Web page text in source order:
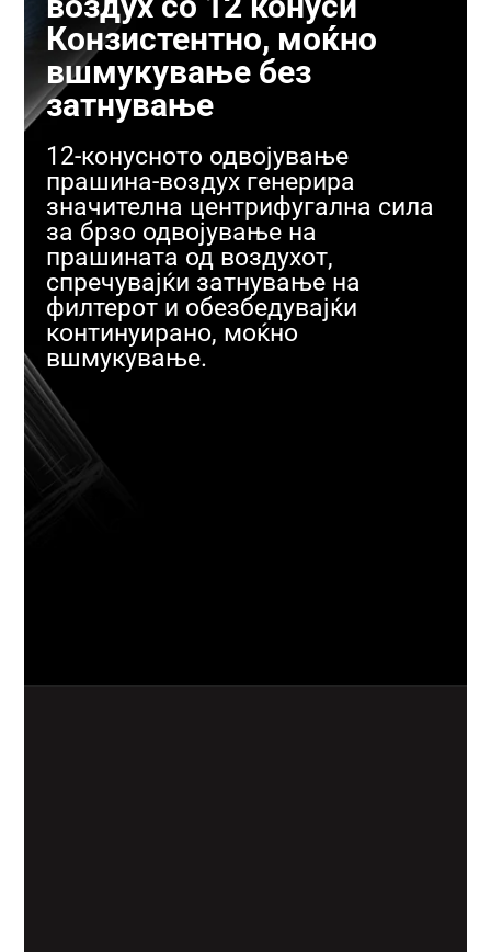
Конзистентно, моќно
вшмукување без
затнување
12-конусното одвојување
прашина-воздух генерира
значителна центрифугална сила
за брзо одвојување на
прашината од воздухот,
спречувајќи затнување на
филтерот и обезбедувајќи
континуирано, моќно
вшмукување.